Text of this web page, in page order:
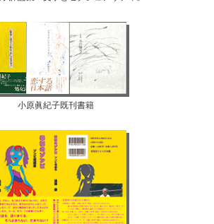
小原眞紀子既刊書籍